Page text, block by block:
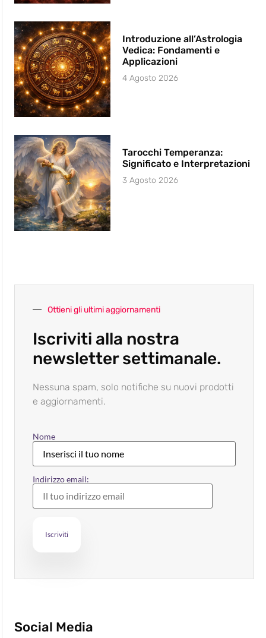
Introduzione all’Astrologia
Vedica: Fondamenti e
Applicazioni
4 Agosto 2026
Tarocchi Temperanza:
Significato e Interpretazioni
3 Agosto 2026
Ottieni gli ultimi aggiornamenti
Iscriviti alla nostra
newsletter settimanale.
Nessuna spam, solo notifiche su nuovi prodotti
e aggiornamenti.
Nome
Indirizzo email:
Social Media